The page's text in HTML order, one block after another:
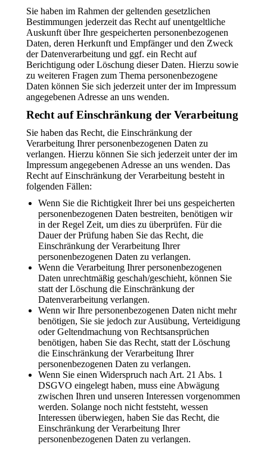
Sie haben im Rahmen der geltenden gesetzlichen
Bestimmungen jederzeit das Recht auf unentgeltliche
Auskunft über Ihre gespeicherten personenbezogenen
Daten, deren Herkunft und Empfänger und den Zweck
der Datenverarbeitung und ggf. ein Recht auf
Berichtigung oder Löschung dieser Daten. Hierzu sowie
zu weiteren Fragen zum Thema personenbezogene
Daten können Sie sich jederzeit unter der im Impressum
angegebenen Adresse an uns wenden.
Recht auf Einschränkung der Verarbeitung
Sie haben das Recht, die Einschränkung der
Verarbeitung Ihrer personenbezogenen Daten zu
verlangen. Hierzu können Sie sich jederzeit unter der im
Impressum angegebenen Adresse an uns wenden. Das
Recht auf Einschränkung der Verarbeitung besteht in
folgenden Fällen:
Wenn Sie die Richtigkeit Ihrer bei uns gespeicherten
personenbezogenen Daten bestreiten, benötigen wir
in der Regel Zeit, um dies zu überprüfen. Für die
Dauer der Prüfung haben Sie das Recht, die
Einschränkung der Verarbeitung Ihrer
personenbezogenen Daten zu verlangen.
Wenn die Verarbeitung Ihrer personenbezogenen
Daten unrechtmäßig geschah/geschieht, können Sie
statt der Löschung die Einschränkung der
Datenverarbeitung verlangen.
Wenn wir Ihre personenbezogenen Daten nicht mehr
benötigen, Sie sie jedoch zur Ausübung, Verteidigung
oder Geltendmachung von Rechtsansprüchen
benötigen, haben Sie das Recht, statt der Löschung
die Einschränkung der Verarbeitung Ihrer
personenbezogenen Daten zu verlangen.
Wenn Sie einen Widerspruch nach Art. 21 Abs. 1
DSGVO eingelegt haben, muss eine Abwägung
zwischen Ihren und unseren Interessen vorgenommen
werden. Solange noch nicht feststeht, wessen
Interessen überwiegen, haben Sie das Recht, die
Einschränkung der Verarbeitung Ihrer
personenbezogenen Daten zu verlangen.